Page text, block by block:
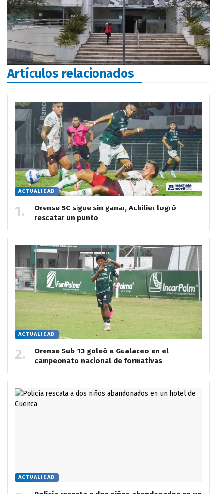
Artículos relacionados
ACTUALIDAD
Orense SC sigue sin ganar, Achilier logró
rescatar un punto
ACTUALIDAD
Orense Sub-13 goleó a Gualaceo en el
campeonato nacional de formativas
ACTUALIDAD